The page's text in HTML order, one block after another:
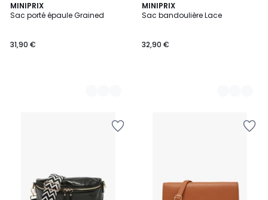
MINIPRIX
Sac porté épaule Grained
31,90 €
2
Couleurs
MINIPRIX
Sac bandoulière Lace
32,90 €
3
Couleurs